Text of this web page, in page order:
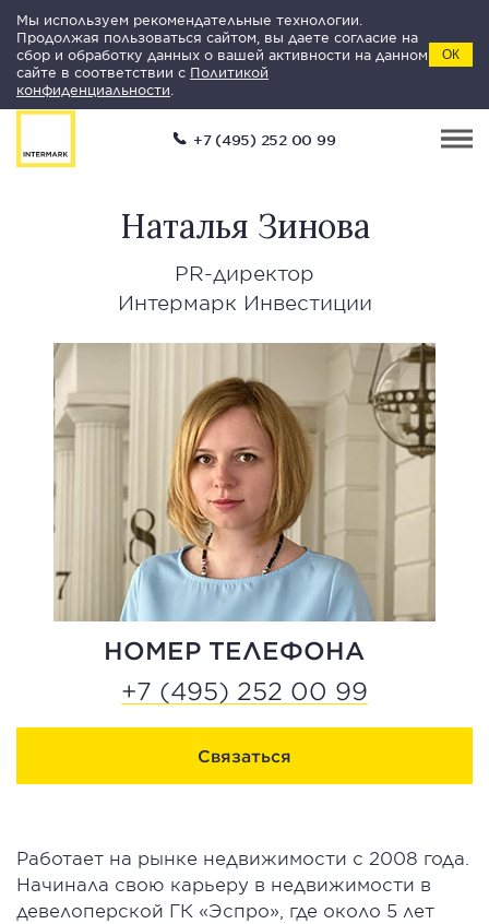
Мы используем рекомендательные технологии.
Продолжая пользоваться сайтом, вы даете согласие на
сбор и обработку данных о вашей активности на данном
сайте в соответствии с Политикой
конфиденциальности
ОК
+7 (495) 252 00 99
Наталья Зинова
PR-директор
Интермарк Инвестиции
НОМЕР ТЕЛЕФОНА
+7 (495) 252 00 99
Связаться
Работает на рынке недвижимости c 2008 года.
Начинала свою карьеру в недвижимости в
девелоперской ГК «Эспро», где около 5 лет